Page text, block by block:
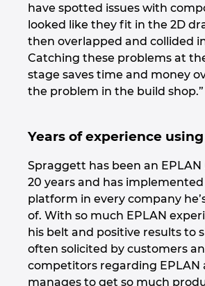
have spotted issues with
looked like they fit in the 2D
then overlapped and collided
Catching these problems at
stage saves time and money
the problem in the build shop.”
Years of experience using
Spraggett has been an EPLAN
20 years and has
platform in every company
of. With so much EPLAN
his belt and positive results to
often solicited by customers
competitors regarding EPLAN
manages to get so much